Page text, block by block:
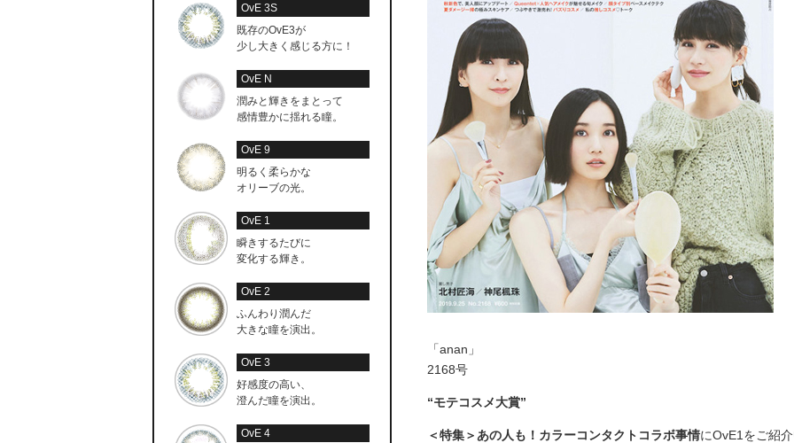
「anan」
2168号
“モテコスメ大賞”
＜特集＞あの人も！カラーコンタクトコラボ事情にOvE1をご紹
OvE 3S
既存のOvE3が
少し大きく感じる方に！
OvE N
潤みと輝きをまとって
感情豊かに揺れる瞳。
OvE 9
明るく柔らかな
オリーブの光。
OvE 1
瞬きするたびに
変化する輝き。
OvE 2
ふんわり潤んだ
大きな瞳を演出。
OvE 3
好感度の高い、
澄んだ瞳を演出。
OvE 4